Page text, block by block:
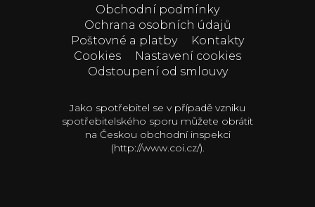
Obchodní podmínky
Ochrana osobních údajů
Poštovné a platby
Kontakty
Cookies
Nastavení cookies
Odstoupení od smlouvy
Jako spotřebitel se v případě vzniku
spotřebitelského sporu můžete obrátit
na Českou obchodní inspekci
(http://www.coi.cz/).